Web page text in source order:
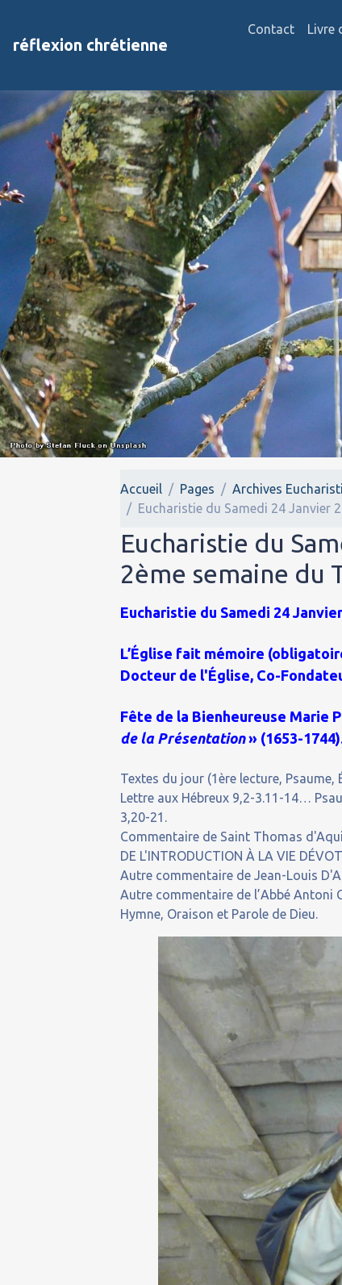
réflexion chrétienne
Contact Livre
Accueil Pages Archives
Eucharistie du Samedi 24 Janvier
Eucharistie du
2ème semaine du
Eucharistie du Samedi 24
L’Église fait mémoire
Docteur de l'Église, Co-
Fête de la Bienheureuse Marie
de la Présentation» (1653-
Textes du jour (1ère lecture, Psaume,
Lettre aux Hébreux 9,2-3.11-14…
3,20-21.
Commentaire de Saint Thomas
DE L'INTRODUCTION À LA VIE
Autre commentaire de Jean-Louis
Autre commentaire de l’Abbé Antoni
Hymne, Oraison et Parole de Dieu.